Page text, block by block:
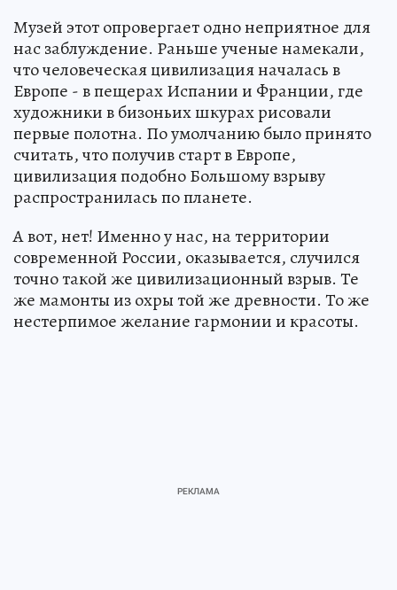
Музей этот опровергает одно неприятное для
нас заблуждение. Раньше ученые намекали,
что человеческая цивилизация началась в
Европе - в пещерах Испании и Франции, где
художники в бизоньих шкурах рисовали
первые полотна. По умолчанию было принято
считать, что получив старт в Европе,
цивилизация подобно Большому взрыву
распространилась по планете.
А вот, нет! Именно у нас, на территории
современной России, оказывается, случился
точно такой же цивилизационный взрыв. Те
же мамонты из охры той же древности. То же
нестерпимое желание гармонии и красоты.